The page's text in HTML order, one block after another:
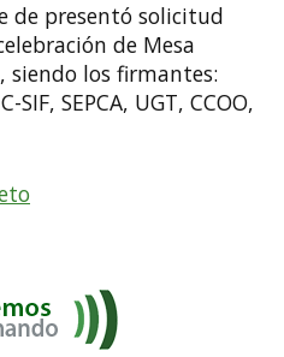
de presentó solicitud
de Mesa
siendo los firmantes:
SIF, SEPCA, UGT, CCOO,